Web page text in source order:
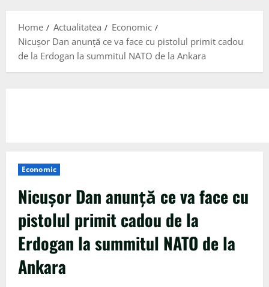
Home Actualitatea
Economic
Nicușor Dan anunță ce va face cu pistolul primit cadou
de la Erdogan la summitul NATO de la Ankara
Economic
Nicușor Dan anunță ce va face cu
pistolul primit cadou de la
Erdogan la summitul NATO de la
Ankara